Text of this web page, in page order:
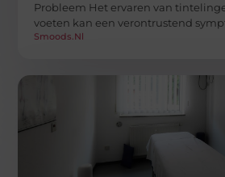
Probleem Het ervaren van
voeten kan een verontrustend
Smoods.nl